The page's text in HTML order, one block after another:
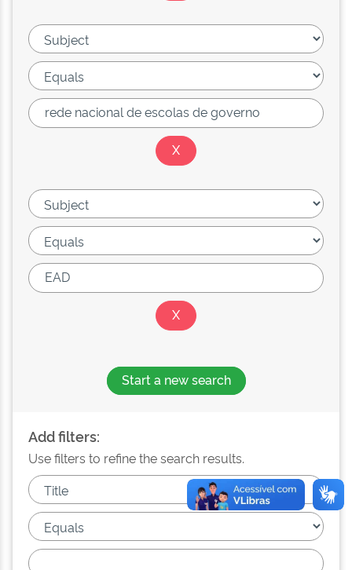
Start a new search
Add filters:
Use filters to refine the search results.